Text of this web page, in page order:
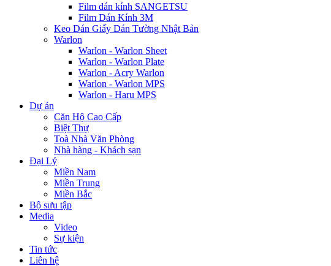
Film dán kính SANGETSU
Film Dán Kính 3M
Keo Dán Giấy Dán Tường Nhật Bản
Warlon
Warlon - Warlon Sheet
Warlon - Warlon Plate
Warlon - Acry Warlon
Warlon - Warlon MPS
Warlon - Haru MPS
Dự án
Căn Hộ Cao Cấp
Biệt Thự
Toà Nhà Văn Phòng
Nhà hàng - Khách sạn
Đại Lý
Miền Nam
Miền Trung
Miền Bắc
Bộ sưu tập
Media
Video
Sự kiện
Tin tức
Liên hệ